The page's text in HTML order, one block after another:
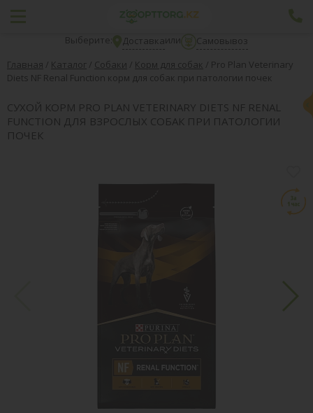
Выберите: Доставкаили
Самовывоз
Главная / Каталог / Собаки / Корм для собак / Pro Plan Veterinary
Diets NF Renal Function корм для собак при патологии почек
СУХОЙ КОРМ PRO PLAN VETERINARY DIETS NF RENAL
FUNCTION ДЛЯ ВЗРОСЛЫХ СОБАК ПРИ ПАТОЛОГИИ
ПОЧЕК